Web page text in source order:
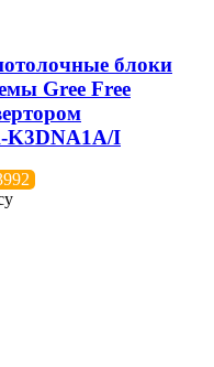
блоки
Gree Free
K3DNA1A/I